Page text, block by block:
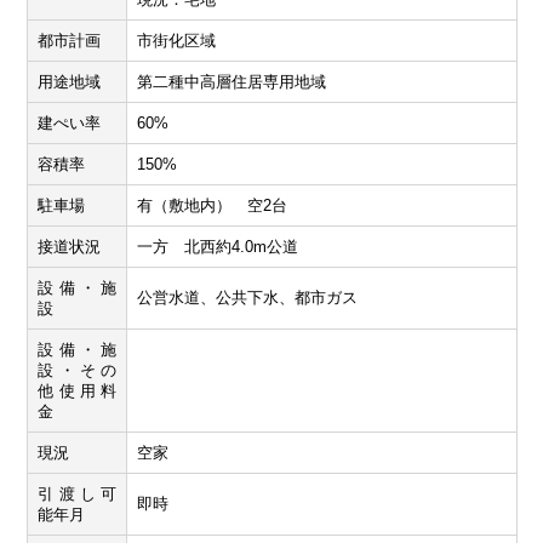
都市計画 市街化区域
用途地域 第二種中高層住居専用地域
建ぺい率 60%
容積率 150%
駐車場 有（敷地内） 空2台
接道状況 一方 北西約4.0m公道
設備・施
設
公営水道、公共下水、都市ガス
設備・施
設・その
他使用料
金
現況 空家
引渡し可
能年月
即時